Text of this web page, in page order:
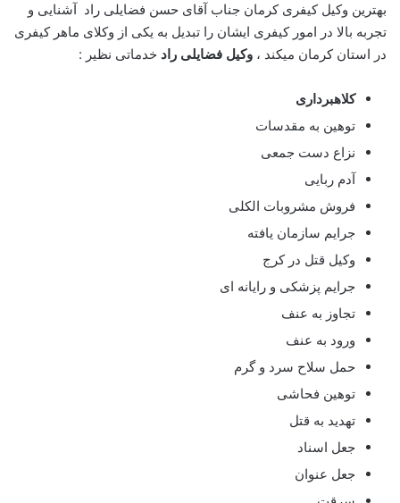
بهترین وکیل کیفری کرمان جناب آقای حسن فضایلی راد آشنایی و
تجربه بالا در امور کیفری ایشان را تبدیل به یکی از وکلای ماهر کیفری
در استان کرمان میکند ، وکیل فضایلی راد خدماتی نظیر :
کلاهبرداری
توهین به مقدسات
نزاع دست جمعی
آدم ربایی
فروش مشروبات الکلی
جرایم سازمان یافته
وکیل قتل در کرج
جرایم پزشکی و رایانه ای
تجاوز به عنف
ورود به عنف
حمل سلاح سرد و گرم
توهین فحاشی
تهدید به قتل
جعل اسناد
جعل عنوان